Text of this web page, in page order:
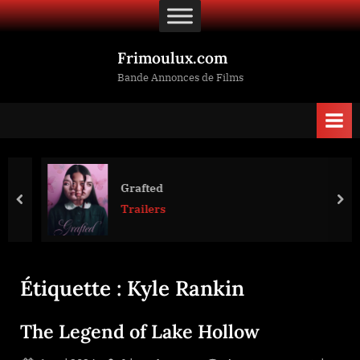
Skip
to
Frimoulux.com
Bande Annonces de Films
Grafted
Trailers
prev
Étiquette : Kyle Rankin
The Legend of Lake Hollow